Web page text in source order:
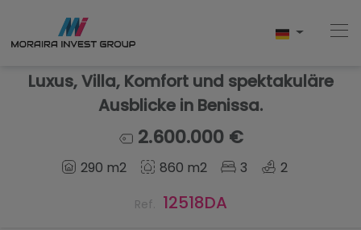
Kaufen
Luxus, Villa, Komfort und spektakuläre
Ausblicke in Benissa.
2.600.000 €
290 m2 860 m2 3 2
Ref. 12518DA